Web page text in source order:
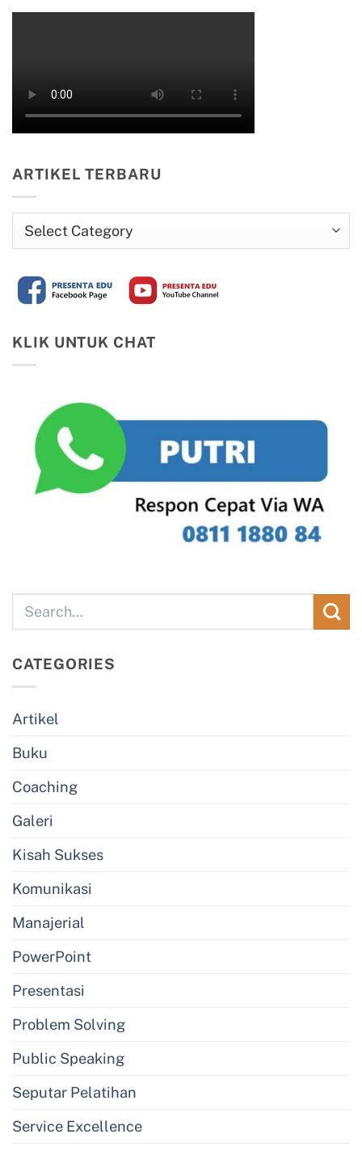
ARTIKEL TERBARU
Terbaru
KLIK UNTUK CHAT
CATEGORIES
Artikel
Buku
Coaching
Galeri
Kisah Sukses
Komunikasi
Manajerial
PowerPoint
Presentasi
Problem Solving
Public Speaking
Seputar Pelatihan
Service Excellence